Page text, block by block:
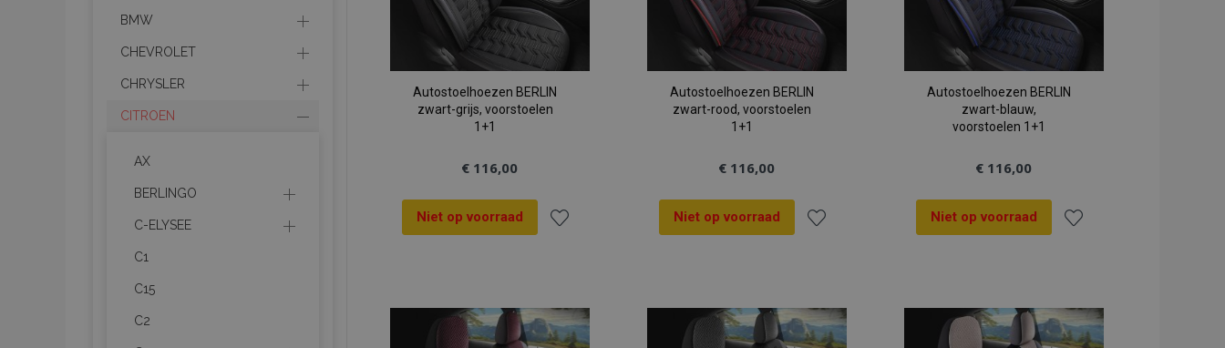
Autostoelhoezen BERLIN
zwart-grijs, voorstoelen
1+1
€ 116,00
Niet op voorraad
aan
Autostoelhoezen BERLIN
zwart-rood, voorstoelen
1+1
€ 116,00
Niet op voorraad
aan
Autostoelhoezen BERLIN
zwart-blauw,
voorstoelen 1+1
€ 116,00
Niet op voorraad
aan
BMW
CHEVROLET
CHRYSLER
CITROEN
AX
BERLINGO
C-ELYSEE
C1
C15
C2